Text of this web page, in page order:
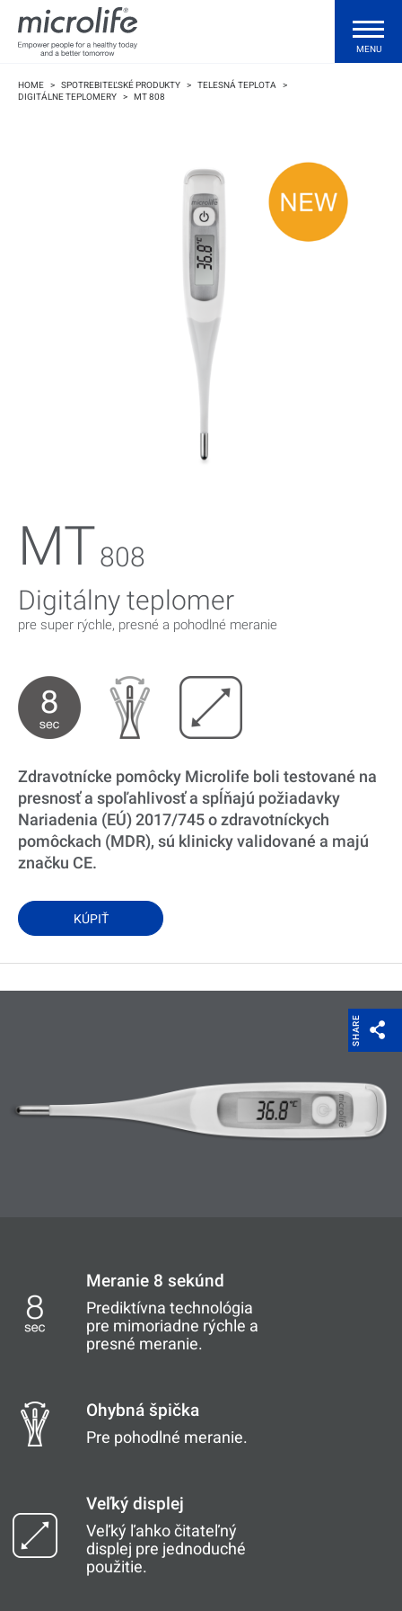
Spotrebiteľské produkty
MENU
HOME > SPOTREBITEĽSKÉ PRODUKTY > TELESNÁ TEPLOTA
>
DIGITÁLNE TEPLOMERY
> MT 808
MT808
Digitálny teplomer
pre super rýchle, presné a pohodlné meranie
Zdravotnícke pomôcky Microlife boli testované na
presnosť a spoľahlivosť a spĺňajú požiadavky
Nariadenia (EÚ) 2017/745 o zdravotníckych
pomôckach (MDR), sú klinicky validované a majú
značku CE.
KÚPIŤ
SHARE
Meranie 8 sekúnd
Prediktívna technológia
pre mimoriadne rýchle a
presné meranie.
Ohybná špička
Pre pohodlné meranie.
Veľký displej
Veľký ľahko čitateľný
displej pre jednoduché
použitie.